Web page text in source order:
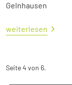
Gelnhausen
weiterlesen
Seite 4 von 6.